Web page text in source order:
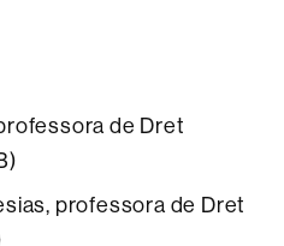
de Dret
professora de Dret